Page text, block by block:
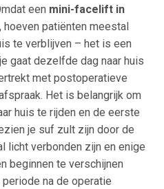
een mini-facelift in
patiënten meestal
te verblijven – het is een
gaat dezelfde dag naar huis
met postoperatieve
Het is belangrijk om
huis te rijden en de eerste
je suf zult zijn door de
licht verbonden zijn en enige
beginnen te verschijnen
na de operatie